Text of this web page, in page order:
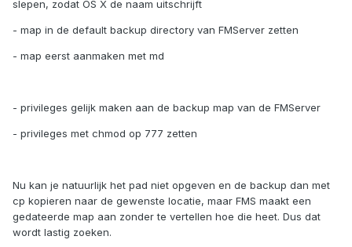
slepen, zodat OS X de naam uitschrijft
- map in de default backup directory van FMServer zetten
- map eerst aanmaken met md
- privileges gelijk maken aan de backup map van de FMServer
- privileges met chmod op 777 zetten
Nu kan je natuurlijk het pad niet opgeven en de backup dan met
cp kopieren naar de gewenste locatie, maar FMS maakt een
gedateerde map aan zonder te vertellen hoe die heet. Dus dat
wordt lastig zoeken.